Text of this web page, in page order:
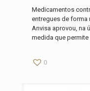
Medicamentos
entregues de forma
Anvisa aprovou, na
medida que
0